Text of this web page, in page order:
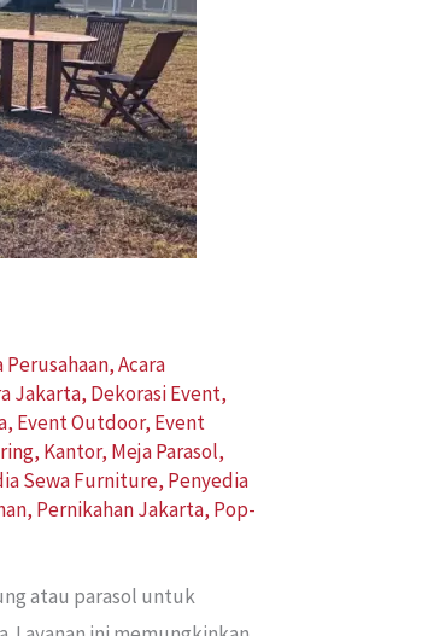
Perusahaan,Acara
Jakarta, Dekorasi Event,
, Event Outdoor, Event
, Kantor, Meja Parasol,
Sewa Furniture, Penyedia
, Pernikahan Jakarta, Pop-
atau parasol untuk